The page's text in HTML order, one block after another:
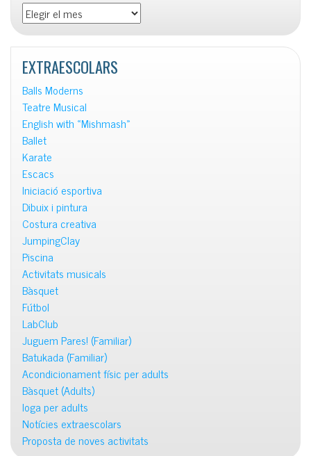
Totes
les
notícies
EXTRAESCOLARS
Balls Moderns
Teatre Musical
English with «Mishmash»
Ballet
Karate
Escacs
Iniciació esportiva
Dibuix i pintura
Costura creativa
JumpingClay
Piscina
Activitats musicals
Bàsquet
Fútbol
LabClub
Juguem Pares! (Familiar)
Batukada (Familiar)
Acondicionament físic per adults
Bàsquet (Adults)
Ioga per adults
Notícies extraescolars
Proposta de noves activitats